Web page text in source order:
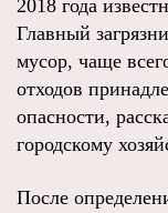
2018 года
Главный
мусор, чаще
отходов
опасности,
городскому
После